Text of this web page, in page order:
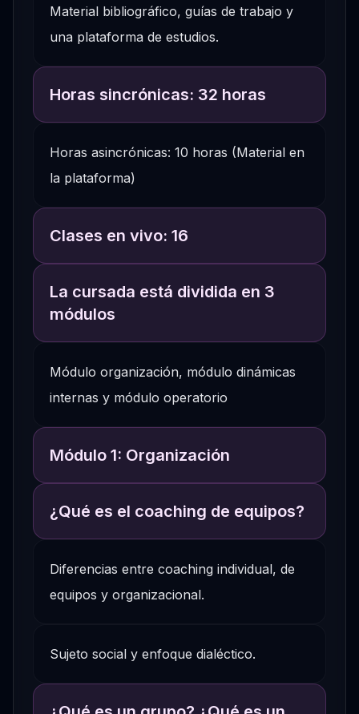
Material bibliográfico, guías de trabajo y
una plataforma de estudios.
Horas sincrónicas: 32 horas
Horas asincrónicas: 10 horas (Material en
la plataforma)
Clases en vivo: 16
La cursada está dividida en 3
módulos
Módulo organización, módulo dinámicas
internas y módulo operatorio
Módulo 1: Organización
¿Qué es el coaching de equipos?
Diferencias entre coaching individual, de
equipos y organizacional.
Sujeto social y enfoque dialéctico.